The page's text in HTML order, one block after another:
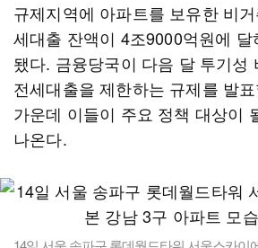
규제지역에 아파트를 보유한 비
세대출 잔액이 4조9000억원에
됐다. 금융당국이 다음 달 투기성
전세대출을 제한하는 규제를 발
가운데 이들이 주요 정책 대상이
나온다.